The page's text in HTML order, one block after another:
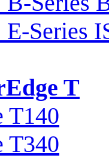
Series
T
T140
T340